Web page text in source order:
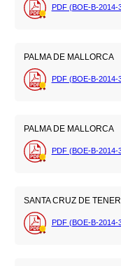
PDF (BOE-B-2014-
PALMA DE MALLORCA
PDF (BOE-B-2014-
PALMA DE MALLORCA
PDF (BOE-B-2014-
SANTA CRUZ DE
PDF (BOE-B-2014-